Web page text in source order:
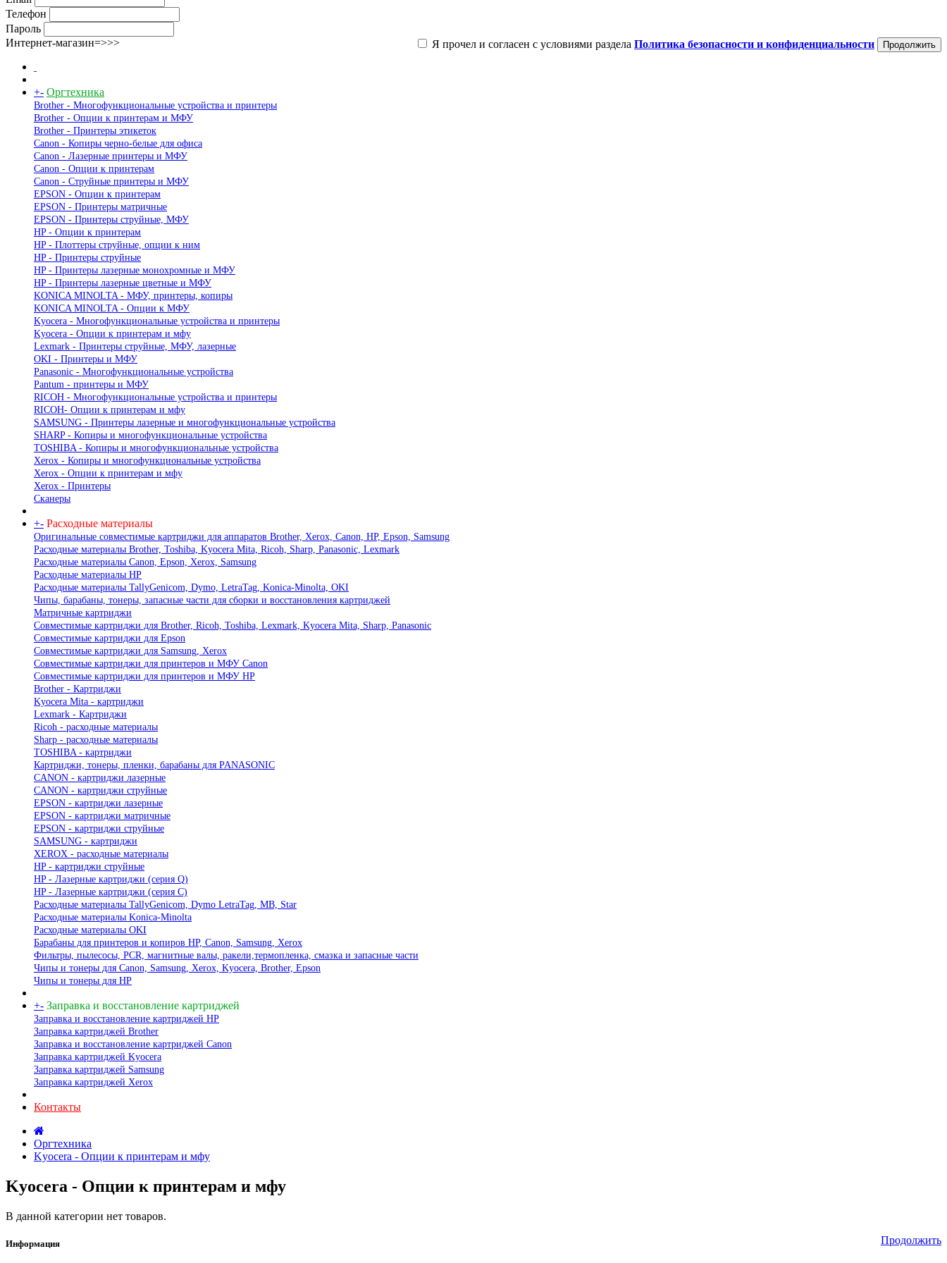
Телефон
Пароль
Я прочел и согласен с условиями раздела Политика безопасности и конфиденциальности Продолжить
Интернет-магазин=>>>
+- Оргтехника
Brother - Многофункциональные устройства и принтеры
Brother - Опции к принтерам и МФУ
Brother - Принтеры этикеток
Canon - Копиры черно-белые для офиса
Canon - Лазерные принтеры и МФУ
Canon - Опции к принтерам
Canon - Струйные принтеры и МФУ
EPSON - Опции к принтерам
EPSON - Принтеры матричные
EPSON - Принтеры струйные, МФУ
HP - Опции к принтерам
HP - Плоттеры струйные, опции к ним
HP - Принтеры струйные
HP - Принтеры лазерные монохромные и МФУ
HP - Принтеры лазерные цветные и МФУ
KONICA MINOLTA - МФУ, принтеры, копиры
KONICA MINOLTA - Опции к МФУ
Kyocera - Многофункциональные устройства и принтеры
Kyocera - Опции к принтерам и мфу
Lexmark - Принтеры струйные, МФУ, лазерные
OKI - Принтеры и МФУ
Panasonic - Многофункциональные устройства
Pantum - принтеры и МФУ
RICOH - Многофункциональные устройства и принтеры
RICOH- Опции к принтерам и мфу
SAMSUNG - Принтеры лазерные и многофункциональные устройства
SHARP - Копиры и многофункциональные устройства
TOSHIBA - Копиры и многофункциональные устройства
Xerox - Копиры и многофункциональные устройства
Xerox - Опции к принтерам и мфу
Xerox - Принтеры
Сканеры
+- Расходные материалы
Оригинальные совместимые картриджи для аппаратов Brother, Xerox, Canon, HP, Epson, Samsung
Расходные материалы Brother, Toshiba, Kyocera Mita, Ricoh, Sharp, Panasonic, Lexmark
Расходные материалы Canon, Epson, Xerox, Samsung
Расходные материалы HP
Расходные материалы TallyGenicom, Dymo, LetraTag, Konica-Minolta, OKI
Чипы, барабаны, тонеры, запасные части для сборки и восстановления картриджей
Матричные картриджи
Совместимые картриджи для Brother, Ricoh, Toshiba, Lexmark, Kyocera Mita, Sharp, Panasonic
Совместимые картриджи для Epson
Совместимые картриджи для Samsung, Xerox
Совместимые картриджи для принтеров и МФУ Canon
Совместимые картриджи для принтеров и МФУ HP
Brother - Картриджи
Kyocera Mita - картриджи
Lexmark - Картриджи
Ricoh - расходные материалы
Sharp - расходные материалы
TOSHIBA - картриджи
Картриджи, тонеры, пленки, барабаны для PANASONIC
CANON - картриджи лазерные
CANON - картриджи струйные
EPSON - картриджи лазерные
EPSON - картриджи матричные
EPSON - картриджи струйные
SAMSUNG - картриджи
XEROX - расходные материалы
HP - картриджи струйные
HP - Лазерные картриджи (серия Q)
HP - Лазерные картриджи (серия С)
Расходные материалы TallyGenicom, Dymo LetraTag, MB, Star
Расходные материалы Konica-Minolta
Расходные материалы OKI
Барабаны для принтеров и копиров HP, Canon, Samsung, Xerox
Фильтры, пылесосы, PCR, магнитные валы, ракели,термопленка, смазка и запасные части
Чипы и тонеры для Canon, Samsung, Xerox, Kyocera, Brother, Epson
Чипы и тонеры для HP
+- Заправка и восстановление картриджей
Заправка и восстановление картриджей HP
Заправка картриджей Brother
Заправка и восстановление картриджей Canon
Заправка картриджей Kyocera
Заправка картриджей Samsung
Заправка картриджей Xerox
Контакты
Оргтехника
Kyocera - Опции к принтерам и мфу
Kyocera - Опции к принтерам и мфу
В данной категории нет товаров.
Продолжить
Информация